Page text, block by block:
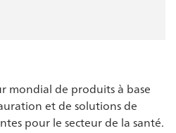
mondial de produits à base
et de solutions de
pour le secteur de la santé.